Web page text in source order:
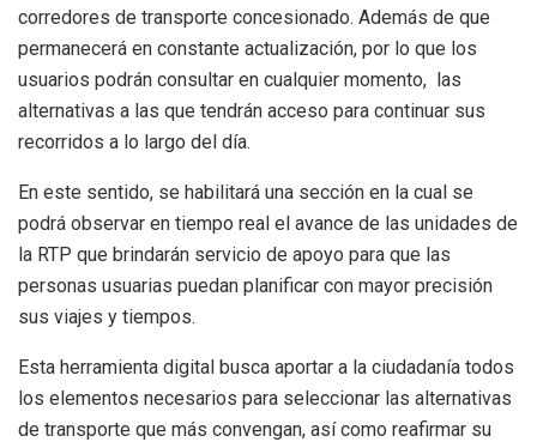
corredores de transporte concesionado. Además de que
permanecerá en constante actualización, por lo que los
usuarios podrán consultar en cualquier momento, las
alternativas a las que tendrán acceso para continuar sus
recorridos a lo largo del día.
En este sentido, se habilitará una sección en la cual se
podrá observar en tiempo real el avance de las unidades de
la RTP que brindarán servicio de apoyo para que las
personas usuarias puedan planificar con mayor precisión
sus viajes y tiempos.
Esta herramienta digital busca aportar a la ciudadanía todos
los elementos necesarios para seleccionar las alternativas
de transporte que más convengan, así como reafirmar su